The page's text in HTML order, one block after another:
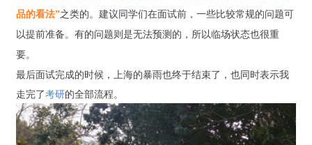
品的看法”之类的。建议同学们在面试前，一些比较常规的问题可
以提前准备。有的问题则是无法预测的，所以临场状态也很重
要。
最后面试完成的时候，上海的暴雨也终于结束了，也同时表示我
走完了考研的全部流程。